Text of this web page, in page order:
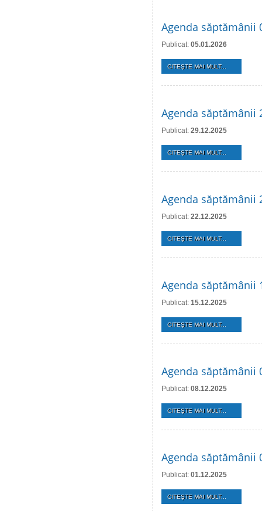
Agenda săptămânii
Publicat: 05.01.2026
CITEŞTE MAI MULT...
Agenda săptămânii
Publicat: 29.12.2025
CITEŞTE MAI MULT...
Agenda săptămânii
Publicat: 22.12.2025
CITEŞTE MAI MULT...
Agenda săptămânii
Publicat: 15.12.2025
CITEŞTE MAI MULT...
Agenda săptămânii
Publicat: 08.12.2025
CITEŞTE MAI MULT...
Agenda săptămânii
Publicat: 01.12.2025
CITEŞTE MAI MULT...